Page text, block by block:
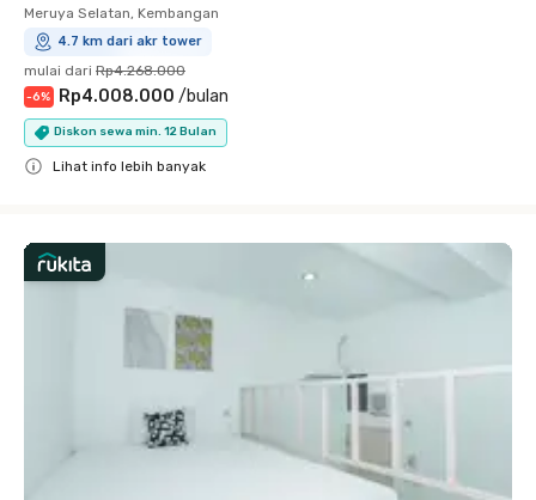
Meruya Selatan, Kembangan
4.7 km dari akr tower
mulai dari Rp4.268.000
-6% Rp4.008.000 /bulan
Diskon sewa min. 12 Bulan
Lihat info lebih banyak